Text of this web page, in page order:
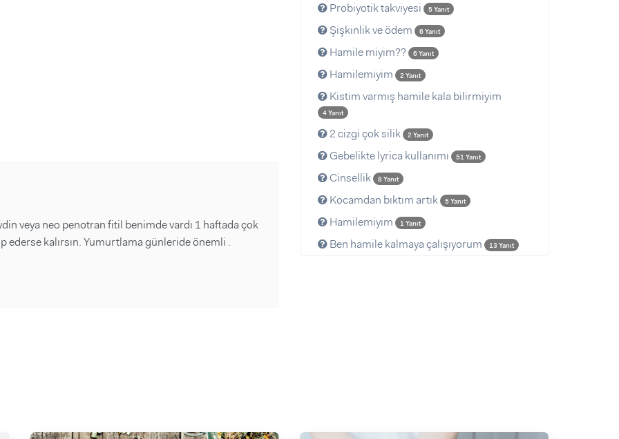
veya neo penotran fitil benimde vardı 1 haftada çok
kalırsın. Yumurtlama günleride önemli .
Probiyotik takviyesi 5 Yanıt
Şişkinlik ve ödem 6 Yanıt
Hamile miyim?? 6 Yanıt
Hamilemiyim 2 Yanıt
Kistim varmış hamile kala bilirmiyim
4 Yanıt
2 cizgi çok silik 2 Yanıt
Gebelikte lyrica kullanımı 51 Yanıt
Cinsellik 8 Yanıt
Kocamdan bıktım artık 5 Yanıt
Hamilemiyim 1 Yanıt
Ben hamile kalmaya çalışıyorum 13 Yanıt